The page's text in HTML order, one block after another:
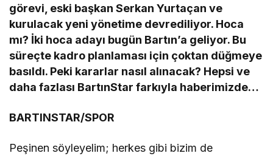
görevi, eski başkan Serkan Yurtaçan ve
kurulacak yeni yönetime devrediliyor. Hoca
mı? İki hoca adayı bugün Bartın’a geliyor. Bu
süreçte kadro planlaması için çoktan düğmeye
basıldı. Peki kararlar nasıl alınacak? Hepsi ve
daha fazlası BartınStar farkıyla haberimizde…
BARTINSTAR/SPOR
Peşinen söyleyelim; herkes gibi bizim de